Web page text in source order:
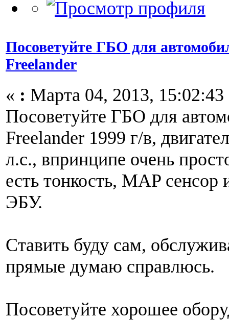
Посоветуйте ГБО для
Freelander
« : Марта 04, 2013, 15:02:43
Посоветуйте ГБО для
Freelander 1999 г/в,
л.с., впринципе очень
есть тонкость, MAP сенсор
ЭБУ.
Ставить буду сам,
прямые думаю справлюсь.
Посоветуйте хорошее